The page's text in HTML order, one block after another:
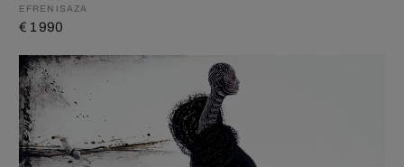
EFREN ISAZA
€ 1 990